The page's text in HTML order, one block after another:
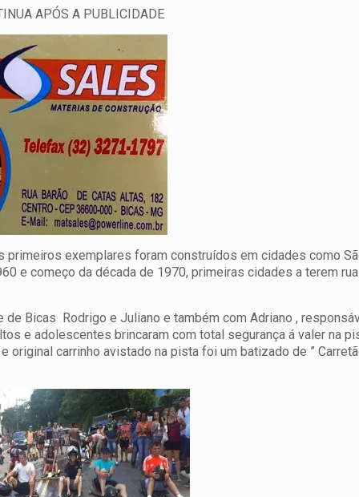
APÓS A PUBLICIDADE
primeiros exemplares foram construídos em cidades como
e começo da década de 1970, primeiras cidades a terem
Bicas Rodrigo e Juliano e também com Adriano ,
e adolescentes brincaram com total segurança á valer na
original carrinho avistado na pista foi um batizado de ”